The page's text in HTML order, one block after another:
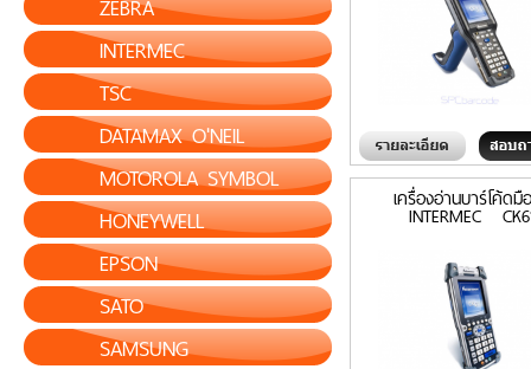
ZEBRA
INTERMEC
TSC
DATAMAX O'NEIL
MOTOROLA SYMBOL
HONEYWELL
EPSON
SATO
SAMSUNG
เครื่องอ่านบาร์โค้ด
INTERMEC